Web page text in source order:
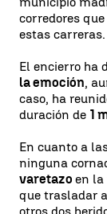
corredores
estas carreras.
El encierro ha
la emoción,
caso, ha
duración de 1
En cuanto a
ninguna
varetazo en la
que trasladar